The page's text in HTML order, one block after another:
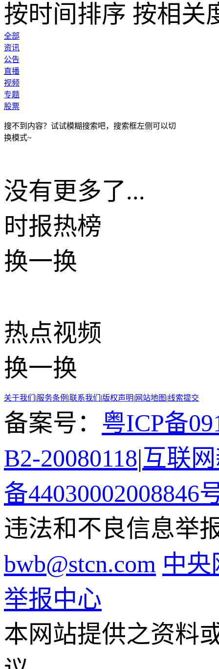
按时间排序 按相关
全部
资讯
公告
直播
视频
专题
股票
搜不到内容？试试模糊搜索吧，搜索框左侧可以切
换模式~
没有更多了...
时报热榜
换一换
热点视频
换一换
关于我们 |服务条例 |联系我们 |版权声明| 网站地图 |线索提交
备案号： 粤ICP备
B2-20080118|互联
备44030002008846
违法和不良信息举
bwb@stcn.com 中
举报中心
本网站提供之资料